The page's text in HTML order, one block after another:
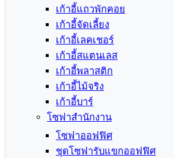
เก้าอี้แถวพักคอย
เก้าอี้จัดเลี้ยง
เก้าอี้เลคเชอร์
เก้าอี้สแตนเลส
เก้าอี้พลาสติก
เก้าอี้ไม้จริง
เก้าอี้บาร์
โซฟาสำนักงาน
โซฟาออฟฟิศ
ชุดโซฟารับแขกออฟฟิศ